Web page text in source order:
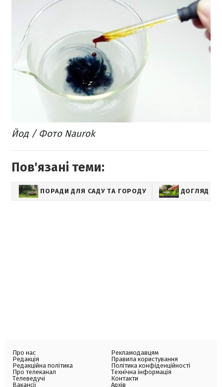
Йод / Фото Naurok
Пов'язані теми:
ПОРАДИ ДЛЯ САДУ ТА ГОРОДУ ДОГЛЯД
Про нас
Редакція
Редакційна політика
Про телеканал
Телеведучі
Вакансії
Рекламодавцям
Правила користування
Політика конфіденційності
Технічна інформація
Контакти
Архів